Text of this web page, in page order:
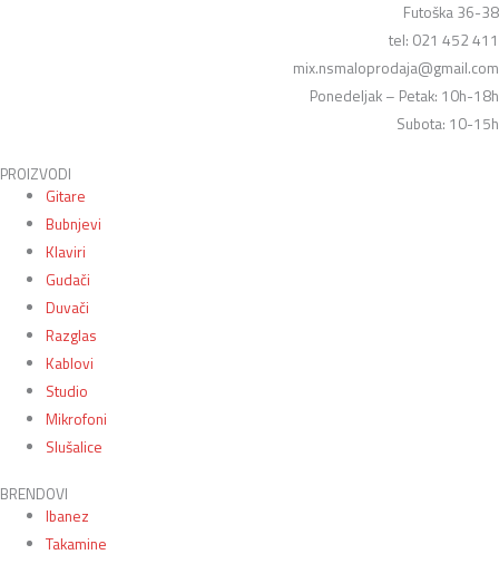
Futoška 36-38
tel: 021 452 411
mix.nsmaloprodaja@gmail.com
Ponedeljak – Petak: 10h-18h
Subota: 10-15h
PROIZVODI
Gitare
Bubnjevi
Klaviri
Gudači
Duvači
Razglas
Kablovi
Studio
Mikrofoni
Slušalice
BRENDOVI
Ibanez
Takamine